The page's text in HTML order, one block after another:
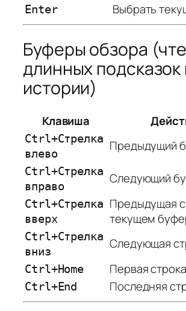
Enter Выбрать
Буферы обзора
длинных подсказок
истории)
Клавиша
Ctrl+Стрелка
влево
Предыдущий
Ctrl+Стрелка
вправо
Следующий
Ctrl+Стрелка
вверх
Предыдущая
текущем
Ctrl+Стрелка
вниз
Следующая
Ctrl+Home Первая строка
Ctrl+End Последняя